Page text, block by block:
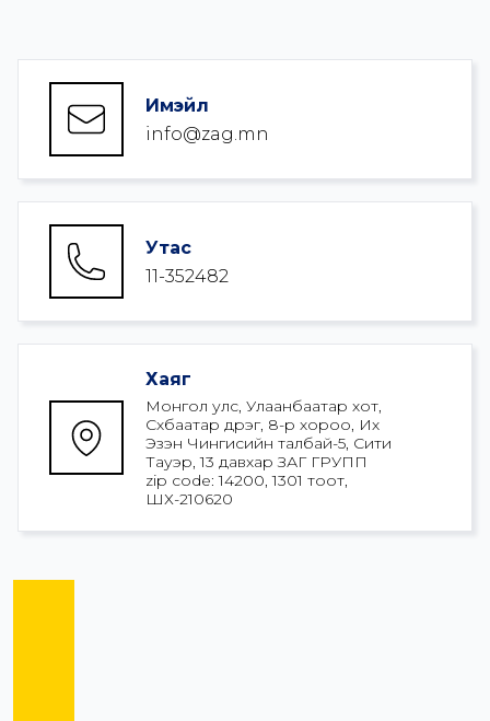
Имэйл
info@zag.mn
Утас
11-352482
Хаяг
Монгол улс, Улаанбаатар хот,
Сүхбаатар дүүрэг, 8-р хороо, Их
Эзэн Чингисийн талбай-5, Сити
Тауэр, 13 давхар ЗАГ ГРУПП
zip code: 14200, 1301 тоот,
ШХ-210620